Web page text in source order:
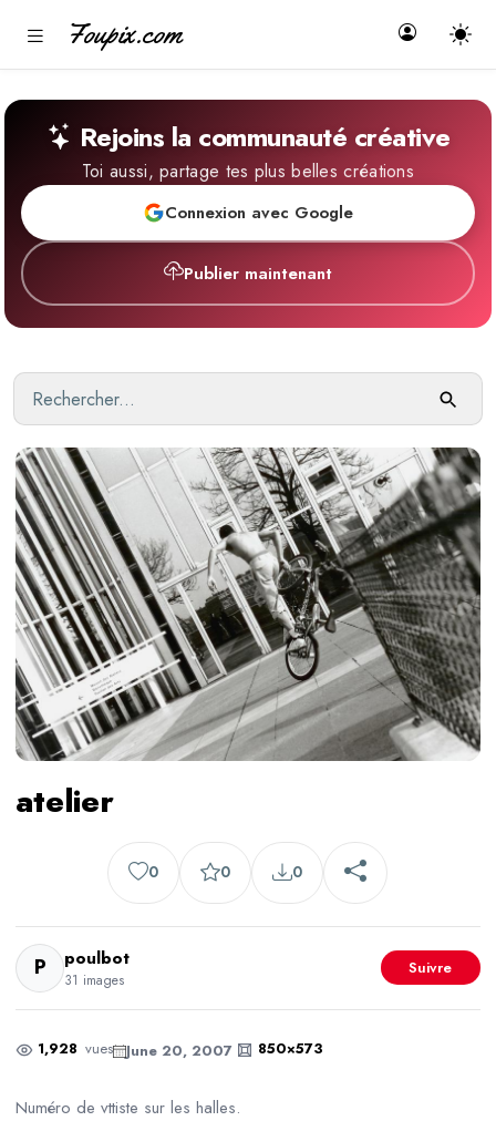
Foupix.com
Rejoins la communauté créative
Toi aussi, partage tes plus belles créations
Connexion avec Google
Publier maintenant
atelier
0 0 0
P poulbot
31 images
Suivre
1,928 vues June 20, 2007 850×573
Numéro de vttiste sur les halles.